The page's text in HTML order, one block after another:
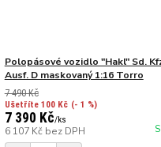
Polopásové vozidlo "Hakl" Sd.
Ausf. D maskovaný 1:16 Torro
7 490 Kč
Ušetříte 100 Kč (- 1 %)
7 390 Kč/ks
6 107 Kč bez DPH